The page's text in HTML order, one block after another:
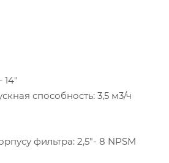
14"
способность: 3,5 м3/ч
фильтра: 2,5"- 8 NPSM